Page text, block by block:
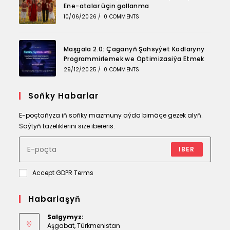
Ene-atalar üçin gollanma
10/06/2026 / 0 COMMENTS
Maşgala 2.0: Çaganyň Şahsyýet Kodlaryny
Programmirlemek we Optimizasiýa Etmek
29/12/2025 / 0 COMMENTS
Soňky Habarlar
E-poçtaňyza iň soňky mazmuny aýda birnäçe gezek alyň.
Saýtyň täzeliklerini size ibereris.
IBER
Accept GDPR Terms
Habarlaşyň
Salgymyz:
Aşgabat, Türkmenistan